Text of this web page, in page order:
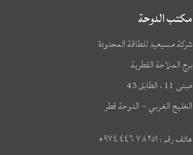
مكتب الدوحة
شركة مسيعيد للطاقة المحدودة
برج الملاحة القطرية
مبنى 11 ، الطابق 43
الخليج الغربي – الدوحة قطر
هاتف رقم : ٢٥١ ٧٨ ٤٤٦ ٩٧٤+